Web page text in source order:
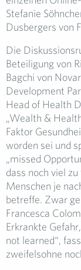
Stefanie
Dusbergers von
Die
Beteiligung von
Bagchi von
Development
Head of Health
„Wealth &
Faktor
worden sei und
„missed
dass noch viel
Menschen je
betreffe. Zwar
Francesca
Erkrankte
not learned“,
zweifelsohne